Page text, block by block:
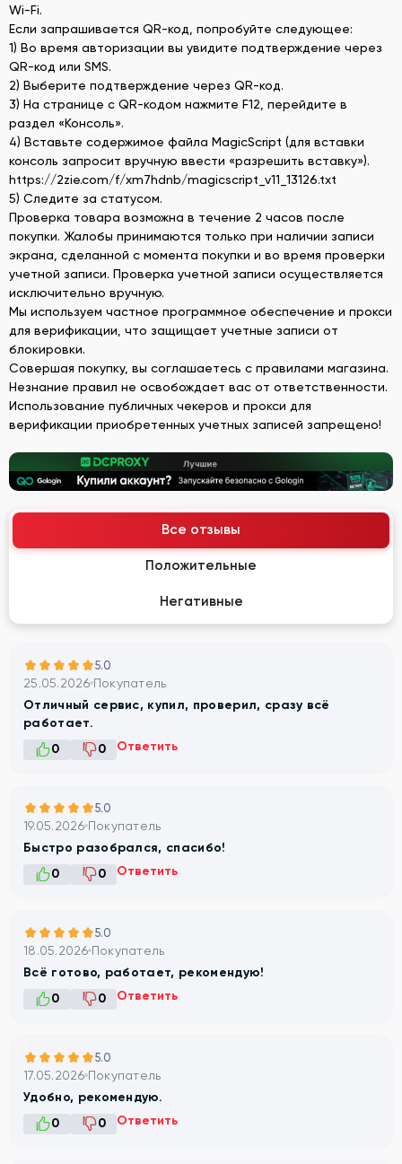
Wi-Fi.
Если запрашивается QR-код, попробуйте следующее:
1) Во время авторизации вы увидите подтверждение через
QR-код или SMS.
2) Выберите подтверждение через QR-код.
3) На странице с QR-кодом нажмите F12, перейдите в
раздел «Консоль».
4) Вставьте содержимое файла MagicScript (для вставки
консоль запросит вручную ввести «разрешить вставку»).
https://2zie.com/f/xm7hdnb/magicscript_v11_13126.txt
5) Следите за статусом.
Проверка товара возможна в течение 2 часов после
покупки. Жалобы принимаются только при наличии записи
экрана, сделанной с момента покупки и во время проверки
учетной записи. Проверка учетной записи осуществляется
исключительно вручную.
Мы используем частное программное обеспечение и прокси
для верификации, что защищает учетные записи от
блокировки.
Совершая покупку, вы соглашаетесь с правилами магазина.
Незнание правил не освобождает вас от ответственности.
Использование публичных чекеров и прокси для
верификации приобретенных учетных записей запрещено!
Все отзывы
Положительные
Негативные
5.0
25.05.2026 Покупатель
Отличный сервис, купил, проверил, сразу всё
работает.
0
0 Ответить
5.0
19.05.2026 Покупатель
Быстро разобрался, спасибо!
0
0 Ответить
5.0
18.05.2026 Покупатель
Всё готово, работает, рекомендую!
0
0 Ответить
5.0
17.05.2026 Покупатель
Удобно, рекомендую.
0
0 Ответить